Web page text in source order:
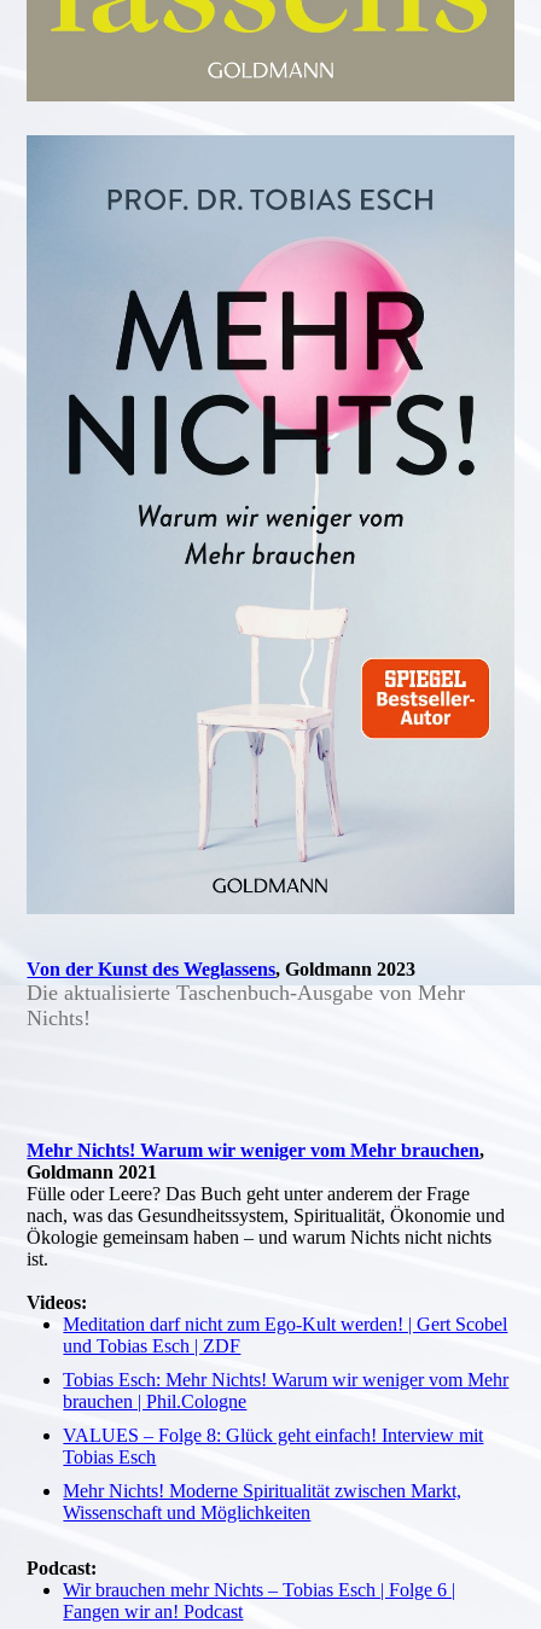
Von der Kunst des Weglassens, Goldmann 2023
Die aktualisierte Taschenbuch-Ausgabe von Mehr
Nichts!
Mehr Nichts! Warum wir weniger vom Mehr brauchen,
Goldmann 2021
Fülle oder Leere? Das Buch geht unter anderem der Frage
nach, was das Gesundheitssystem, Spiritualität, Ökonomie und
Ökologie gemeinsam haben – und warum Nichts nicht nichts
ist.
Videos:
Meditation darf nicht zum Ego-Kult werden! | Gert Scobel
und Tobias Esch | ZDF
Tobias Esch: Mehr Nichts! Warum wir weniger vom Mehr
brauchen | Phil.Cologne
VALUES – Folge 8: Glück geht einfach! Interview mit
Tobias Esch
Mehr Nichts! Moderne Spiritualität zwischen Markt,
Wissenschaft und Möglichkeiten
Podcast:
Wir brauchen mehr Nichts – Tobias Esch | Folge 6 |
Fangen wir an! Podcast